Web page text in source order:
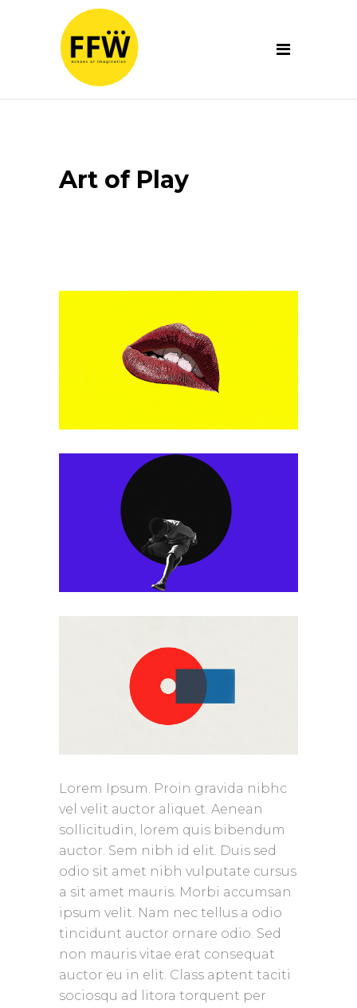
Art of Play
Lorem Ipsum. Proin gravida nibhc
vel velit auctor aliquet. Aenean
sollicitudin, lorem quis bibendum
auctor. Sem nibh id elit. Duis sed
odio sit amet nibh vulputate cursus
a sit amet mauris. Morbi accumsan
ipsum velit. Nam nec tellus a odio
tincidunt auctor ornare odio. Sed
non mauris vitae erat consequat
auctor eu in elit. Class aptent taciti
sociosqu ad litora torquent per